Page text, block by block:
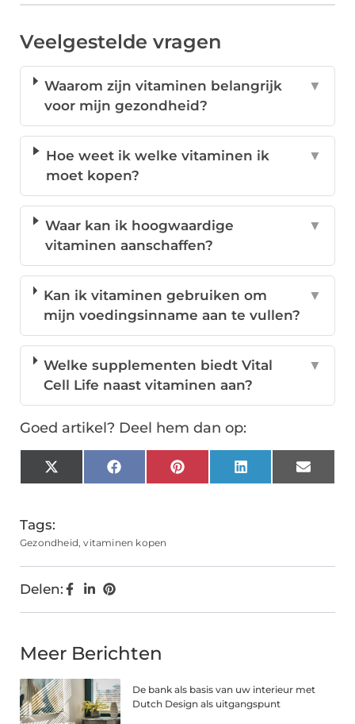
Veelgestelde vragen
Waarom zijn vitaminen belangrijk
voor mijn gezondheid?
▼
Hoe weet ik welke vitaminen ik
moet kopen?
▼
Waar kan ik hoogwaardige
vitaminen aanschaffen?
▼
Kan ik vitaminen gebruiken om
mijn voedingsinname aan te vullen?
▼
Welke supplementen biedt Vital
Cell Life naast vitaminen aan?
▼
Goed artikel? Deel hem dan op:
X
(Twitter)
FacebookPinterestLinkedInEmail
Tags:
Gezondheid,vitaminen kopen
Delen:
Meer Berichten
De bank als basis van uw interieur met
Dutch Design als uitgangspunt